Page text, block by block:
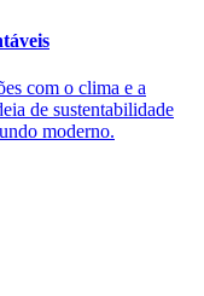
com o clima e a
de sustentabilidade
moderno.